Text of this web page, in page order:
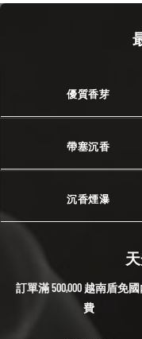
優質香芽
帶塞沉香
沉香煙瀑
訂單滿 500,000 越南盾免
費